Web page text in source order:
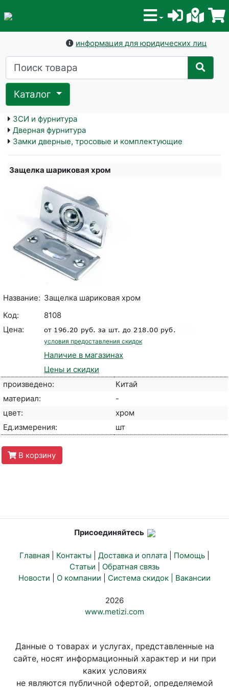
информация для юридических лиц
Каталог
ЗСИ и фурнитура
Дверная фурнитура
Замки дверные, тросовые и комплектующие
Защелка шариковая хром
Название: Защелка шариковая хром
Код:
8108
Цена:
условия предоставления скидок
Наличие в магазинах
Цены и скидки
произведено:
Китай
материал:
-
цвет:
хром
Ед.измерения:
шт
В корзину
Присоединяйтесь
Главная Контакты Доставка и оплата Помощь
Статьи
Обратная связь
Новости
О компании Система скидок | Вакансии
2026
www.metizi.com
Данные о товарах и услугах, представленные на
сайте, носят информационный характер и ни при
каких условиях
не являются публичной офертой, определяемой